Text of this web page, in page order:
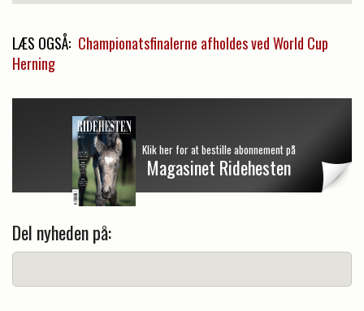
LÆS OGSÅ: Championatsfinalerne afholdes ved World Cup
Herning
Klik her for at bestille abonnement på
Magasinet Ridehesten
Del nyheden på: